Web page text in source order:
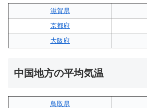
滋賀県
京都府
大阪府
中国地方の平均気温
鳥取県